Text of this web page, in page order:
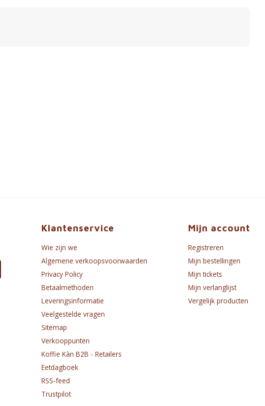
Klantenservice
Wie zijn we
Algemene verkoopsvoorwaarden
Privacy Policy
Betaalmethoden
Leveringsinformatie
Veelgestelde vragen
Sitemap
Verkooppunten
Koffie Kàn B2B - Retailers
Eetdagboek
RSS-feed
Trustpilot
Mijn account
Registreren
Mijn bestellingen
Mijn tickets
Mijn verlanglijst
Vergelijk producten